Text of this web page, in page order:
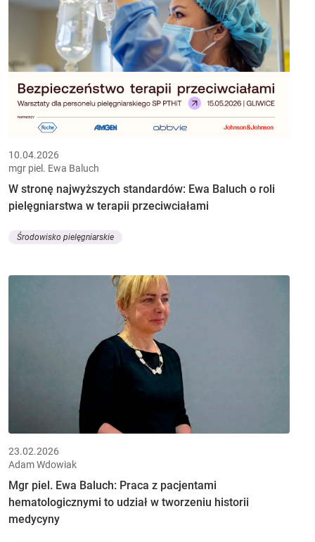
10.04.2026
mgr piel. Ewa Baluch
W stronę najwyższych standardów: Ewa Baluch o roli
pielęgniarstwa w terapii przeciwciałami
Środowisko pielęgniarskie
23.02.2026
Adam Wdowiak
Mgr piel. Ewa Baluch: Praca z pacjentami
hematologicznymi to udział w tworzeniu historii
medycyny